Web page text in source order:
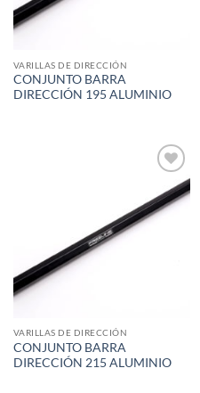
VARILLAS DE DIRECCIÓN
CONJUNTO BARRA
DIRECCIÓN 195 ALUMINIO
Add to
wishlist
VARILLAS DE DIRECCIÓN
CONJUNTO BARRA
DIRECCIÓN 215 ALUMINIO